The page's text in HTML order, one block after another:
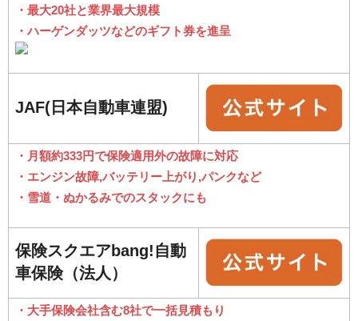
・最大20社と業界最大規模
・ハーゲンダッツなどのギフト券を進呈
JAF(日本自動車連盟)
・月額約333円で保険適用外の故障に対応
・エンジン故障,バッテリー上がり,パンクなど
・雪道・ぬかるみでのスタックにも
保険スクエアbang!自動
車保険（法人）
・大手保険会社含む8社で一括見積もり